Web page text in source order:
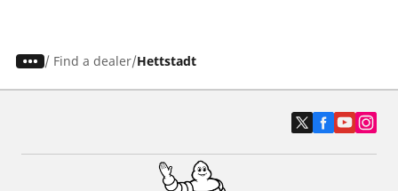
/ Find a dealer Hettstadt